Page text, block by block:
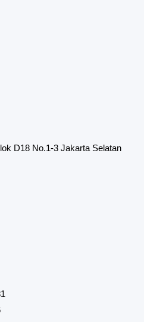
D18 No.1-3 Jakarta Selatan